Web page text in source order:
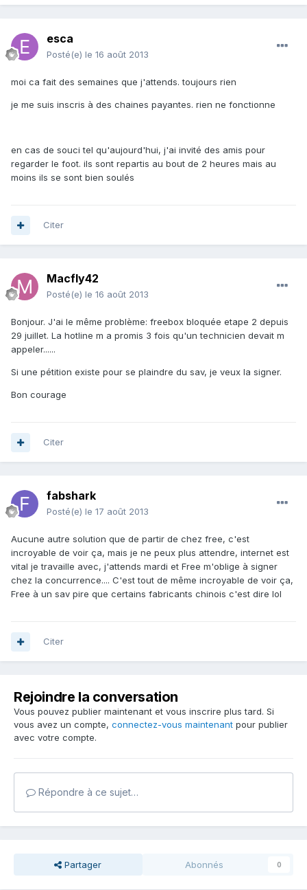
esca
Posté(e) le 16 août 2013
moi ca fait des semaines que j'attends. toujours rien
je me suis inscris à des chaines payantes. rien ne fonctionne
en cas de souci tel qu'aujourd'hui, j'ai invité des amis pour
regarder le foot. ils sont repartis au bout de 2 heures mais au
moins ils se sont bien soulés
Citer
Macfly42
Posté(e) le 16 août 2013
Bonjour. J'ai le même problème: freebox bloquée etape 2 depuis
29 juillet. La hotline m a promis 3 fois qu'un technicien devait m
appeler......
Si une pétition existe pour se plaindre du sav, je veux la signer.
Bon courage
Citer
fabshark
Posté(e) le 17 août 2013
Aucune autre solution que de partir de chez free, c'est
incroyable de voir ça, mais je ne peux plus attendre, internet est
vital je travaille avec, j'attends mardi et Free m'oblige à signer
chez la concurrence.... C'est tout de même incroyable de voir ça,
Free à un sav pire que certains fabricants chinois c'est dire lol
Citer
Rejoindre la conversation
Vous pouvez publier maintenant et vous inscrire plus tard. Si
vous avez un compte, connectez-vous maintenant pour publier
avec votre compte.
Répondre à ce sujet…
Partager Abonnés 0